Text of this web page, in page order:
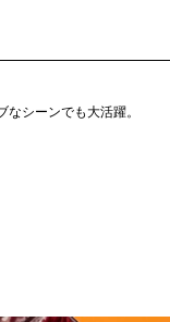
シーンでも大活躍。